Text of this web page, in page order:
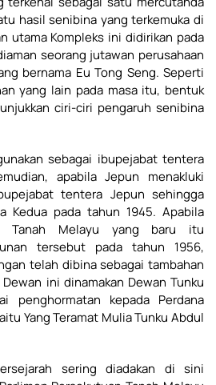
hasil senibina yang terkemuka di
utama Kompleks ini didirikan pada
seorang jutawan perusahaan
bernama Eu Tong Seng. Seperti
yang lain pada masa itu, bentuk
ciri-ciri pengaruh senibina
sebagai ibupejabat tentera
apabila Jepun menakluki
tentera Jepun sehingga
Kedua pada tahun 1945. Apabila
Tanah Melayu yang baru itu
tersebut pada tahun 1956,
telah dibina sebagai tambahan
ini dinamakan Dewan Tunku
penghormatan kepada Perdana
Yang Teramat Mulia Tunku Abdul
sering diadakan di sini